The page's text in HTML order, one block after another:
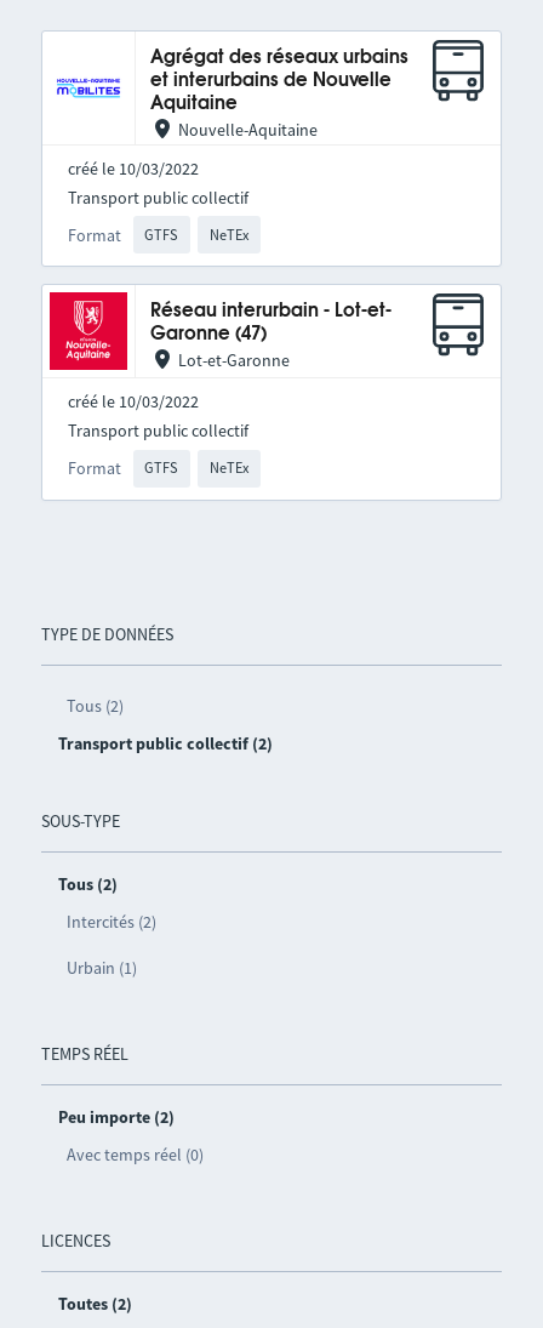
TYPE DE DONNÉES
Tous (2)
Transport public collectif (2)
SOUS-TYPE
Tous (2)
Intercités (2)
Urbain (1)
TEMPS RÉEL
Peu importe (2)
Avec temps réel (0)
LICENCES
Toutes (2)
Agrégat des réseaux urbains
et interurbains de Nouvelle
Aquitaine
Nouvelle-Aquitaine
créé le 10/03/2022
Format GTFS NeTEx
Transport public collectif
Réseau interurbain - Lot-et-
Garonne (47)
Lot-et-Garonne
créé le 10/03/2022
Format GTFS NeTEx
Transport public collectif